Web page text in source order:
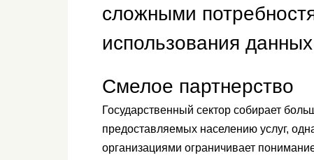
сложными
использования
Смелое партнерство
Государственный сектор собирает
предоставляемых населению услуг,
организациями ограничивает